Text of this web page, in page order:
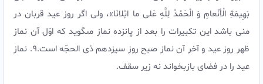
بَهِيمَةِ الْأنْعامِ وَ الْحَمْدُ لِلَّهِ عَلى ما ابْلانَا»، ولى اگر روز عيد قربان در
منى باشد اين تكبيرات را بعد از پانزده نماز مى‏گويد كه اوّل آن نماز
ظهر روز عيد و آخر آن نماز صبح روز سيزدهم ذى الحجّه است.9. نماز
عيد را در فضاى بازبخواند نه زير سقف.